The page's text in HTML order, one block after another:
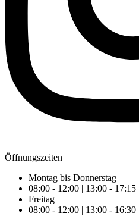
Öffnungszeiten
Montag bis Donnerstag
08:00 - 12:00 | 13:00 - 17:15
Freitag
08:00 - 12:00 | 13:00 - 16:30